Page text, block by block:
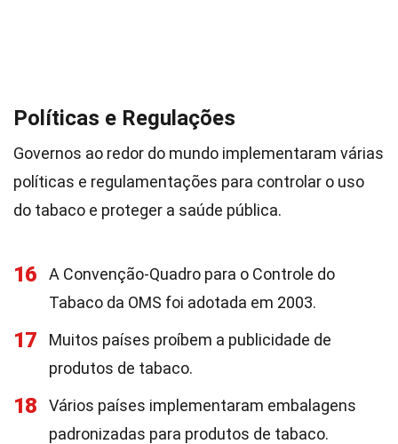
Políticas e Regulações
Governos ao redor do mundo implementaram várias
políticas e regulamentações para controlar o uso
do tabaco e proteger a saúde pública.
16
A Convenção-Quadro para o Controle do
Tabaco da OMS foi adotada em 2003.
17
Muitos países proíbem a publicidade de
produtos de tabaco.
18
Vários países implementaram embalagens
padronizadas para produtos de tabaco.